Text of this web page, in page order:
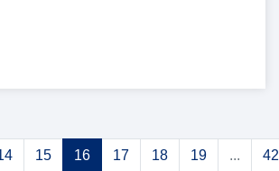
15 16 17 18 19 ... 42